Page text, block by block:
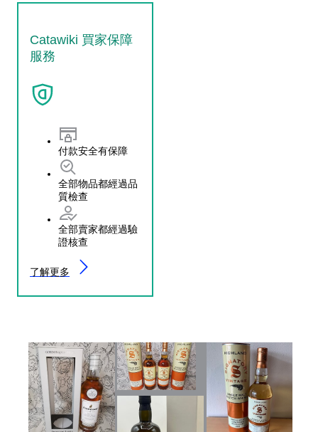
Catawiki 買家保障
服務
付款安全有保障
全部物品都經過品
質檢查
全部賣家都經過驗
證核查
了解更多